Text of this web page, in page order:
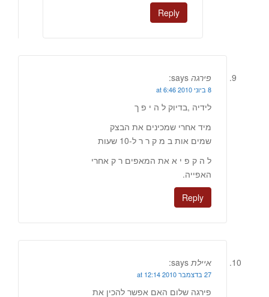
Reply
פירגה says:
8 ביוני 2010 at 6:46
לידיה ,בדיוק ל ה י פ ך
מיד אחרי שמכינים את הבצק
שמים אות ב מ ק ר ר ל-10 שעות
ל ה ק פ י א את המאפים ר ק אחרי
האפייה.
Reply
איילת says:
27 בדצמבר 2010 at 12:14
פירגה שלום האם אפשר להכין את